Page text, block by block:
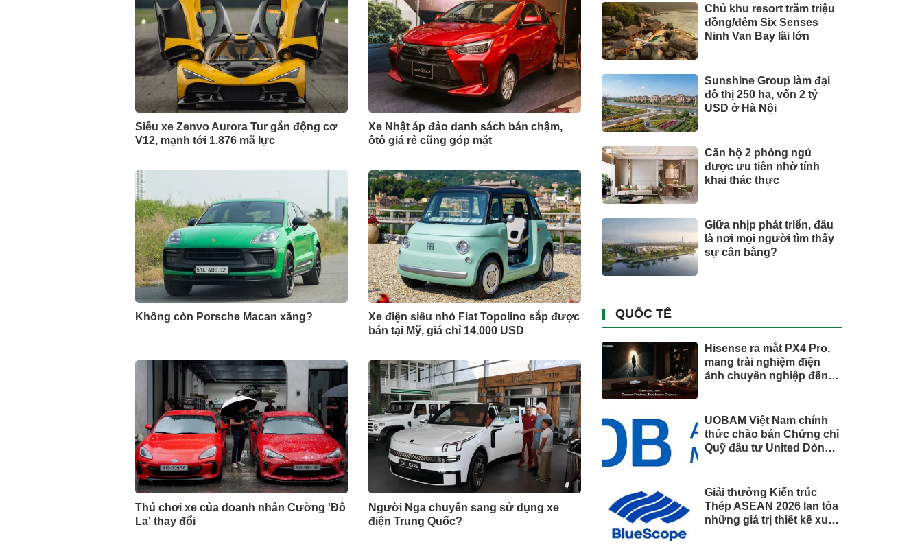
Siêu xe Zenvo Aurora Tur gắn động cơ
V12, mạnh tới 1.876 mã lực
Xe Nhật áp đảo danh sách bán chậm,
ôtô giá rẻ cũng góp mặt
Không còn Porsche Macan xăng?
Xe điện siêu nhỏ Fiat Topolino sắp được
bán tại Mỹ, giá chỉ 14.000 USD
Thú chơi xe của doanh nhân Cường 'Đô
La' thay đổi
Người Nga chuyển sang sử dụng xe
điện Trung Quốc?
Chủ khu resort trăm triệu
đồng/đêm Six Senses
Ninh Van Bay lãi lớn
Sunshine Group làm đại
đô thị 250 ha, vốn 2 tỷ
USD ở Hà Nội
Căn hộ 2 phòng ngủ
được ưu tiên nhờ tính
khai thác thực
Giữa nhịp phát triển, đâu
là nơi mọi người tìm thấy
sự cân bằng?
QUỐC TẾ
Hisense ra mắt PX4 Pro,
mang trải nghiệm điện
ảnh chuyên nghiệp đến
UOBAM Việt Nam chính
thức chào bán Chứng chỉ
Quỹ đầu tư United Dòng
Giải thưởng Kiến trúc
Thép ASEAN 2026 lan tỏa
những giá trị thiết kế xuất